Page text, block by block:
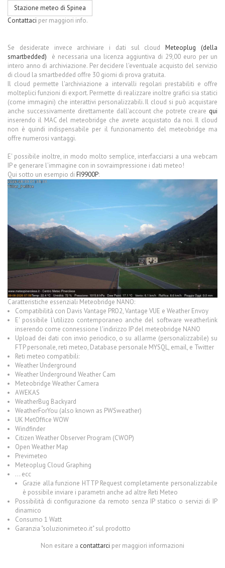
Stazione meteo di Spinea
Contattaci per maggiori info.
Se desiderate invece archiviare i dati sul cloudMeteoplug (della
smartbedded)
è necessaria una licenza aggiuntiva di 29,00 euro per un
intero anno di archiviazione. Per decidere l'eventuale acquisto del servizio
di cloud la smartbedded offre 30 giorni di prova gratuita.
Il cloud permette l'archiviazione a intervalli regolari prestabiliti e offre
molteplici funzioni di export. Permette di realizzare inoltre grafici sia statici
(come immagini) che interattivi personalizzabili. Il cloud si può acquistare
anche successivamente direttamente dall'account che potrete creare qui
inserendo il MAC del meteobridge che avrete acquistato da noi. Il cloud
non è quindi indispensabile per il funzionamento del meteobridge ma
offre numerosi vantaggi.
E' possibile inoltre, in modo molto semplice, interfacciarsi a una webcam
IP e generare l'immagine con in sovraimpressione i dati meteo!
Qui sotto un esempio di FI9900P:
Caratteristiche essenziali Meteobridge NANO:
Compatibilità con Davis Vantage PRO2, Vantage VUE e Weather Envoy
E' possibile l'utilizzo contemporaneo anche del software weatherlink
inserendo come connessione l'indirizzo IP del meteobridge NANO
Upload dei dati con invio periodico, o su allarme (personalizzabile) su
FTP personale, reti meteo, Database personale MYSQL, email, e Twitter
Reti meteo compatibili:
Weather Underground
Weather Underground Weather Cam
Meteobridge Weather Camera
AWEKAS
WeatherBug Backyard
WeatherForYou (also known as PWSweather)
UK MetOffice WOW
Windfinder
Citizen Weather Observer Program (CWOP)
Open Weather Map
Previmeteo
Meteoplug Cloud Graphing
… ecc
Grazie alla funzione HTTP Request completamente personalizzabile
è possibile inviare i parametri anche ad altre Reti Meteo
Possibilità di configurazione da remoto senza IP statico o servizi di IP
dinamico
Consumo 1 Watt
Garanzia "soluzionimeteo.it" sul prodotto
Non esitare a contattarci per maggiori informazioni